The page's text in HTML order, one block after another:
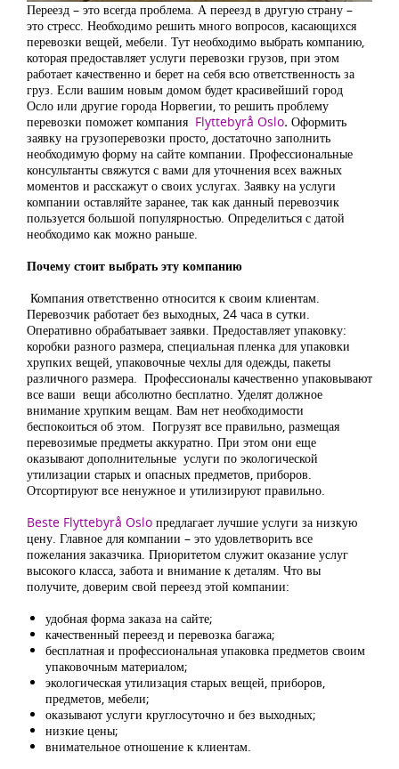
Переезд – это всегда проблема. А переезд в другую страну –
это стресс. Необходимо решить много вопросов, касающихся
перевозки вещей, мебели. Тут необходимо выбрать компанию,
которая предоставляет услуги перевозки грузов, при этом
работает качественно и берет на себя всю ответственность за
груз. Если вашим новым домом будет красивейший город
Осло или другие города Норвегии, то решить проблему
перевозки поможет компания Flyttebyrå Oslo. Оформить
заявку на грузоперевозки просто, достаточно заполнить
необходимую форму на сайте компании. Профессиональные
консультанты свяжутся с вами для уточнения всех важных
моментов и расскажут о своих услугах. Заявку на услуги
компании оставляйте заранее, так как данный перевозчик
пользуется большой популярностью. Определиться с датой
необходимо как можно раньше.
Почему стоит выбрать эту компанию
Компания ответственно относится к своим клиентам.
Перевозчик работает без выходных, 24 часа в сутки.
Оперативно обрабатывает заявки. Предоставляет упаковку:
коробки разного размера, специальная пленка для упаковки
хрупких вещей, упаковочные чехлы для одежды, пакеты
различного размера. Профессионалы качественно упаковывают
все ваши вещи абсолютно бесплатно. Уделят должное
внимание хрупким вещам. Вам нет необходимости
беспокоиться об этом. Погрузят все правильно, размещая
перевозимые предметы аккуратно. При этом они еще
оказывают дополнительные услуги по экологической
утилизации старых и опасных предметов, приборов.
Отсортируют все ненужное и утилизируют правильно.
Beste Flyttebyrå Oslo предлагает лучшие услуги за низкую
цену. Главное для компании – это удовлетворить все
пожелания заказчика. Приоритетом служит оказание услуг
высокого класса, забота и внимание к деталям. Что вы
получите, доверим свой переезд этой компании:
удобная форма заказа на сайте;
качественный переезд и перевозка багажа;
бесплатная и профессиональная упаковка предметов своим
упаковочным материалом;
экологическая утилизация старых вещей, приборов,
предметов, мебели;
оказывают услуги круглосуточно и без выходных;
низкие цены;
внимательное отношение к клиентам.